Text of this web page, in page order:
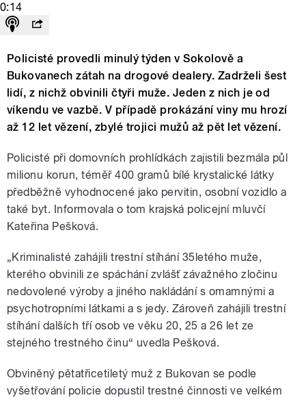
0:14
Policisté provedli minulý týden v Sokolově a
Bukovanech zátah na drogové dealery. Zadrželi šest
lidí, z nichž obvinili čtyři muže. Jeden z nich je od
víkendu ve vazbě. V případě prokázání viny mu hrozí
až 12 let vězení, zbylé trojici mužů až pět let vězení.
Policisté při domovních prohlídkách zajistili bezmála půl
milionu korun, téměř 400 gramů bílé krystalické látky
předběžně vyhodnocené jako pervitin, osobní vozidlo a
také byt. Informovala o tom krajská policejní mluvčí
Kateřina Pešková.
„Kriminalisté zahájili trestní stíhání 35letého muže,
kterého obvinili ze spáchání zvlášť závažného zločinu
nedovolené výroby a jiného nakládání s omamnými a
psychotropními látkami a s jedy. Zároveň zahájili trestní
stíhání dalších tří osob ve věku 20, 25 a 26 let ze
stejného trestného činu“ uvedla Pešková.
Obviněný pětatřicetiletý muž z Bukovan se podle
vyšetřování policie dopustil trestné činnosti ve velkém